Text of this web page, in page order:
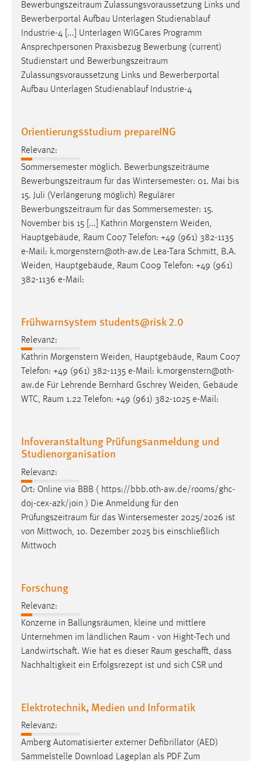
Bewerbungszeitraum Zulassungsvoraussetzung Links und
Bewerberportal Aufbau Unterlagen Studienablauf
Industrie-4 [...] Unterlagen WIGCares Programm
Ansprechpersonen Praxisbezug Bewerbung (current)
Studienstart und Bewerbungszeitraum
Zulassungsvoraussetzung Links und Bewerberportal
Aufbau Unterlagen Studienablauf Industrie-4
Orientierungsstudium prepareING
Relevanz:
Sommersemester möglich. Bewerbungszeiträume
Bewerbungszeitraum für das Wintersemester: 01. Mai bis
15. Juli (Verlängerung möglich) Regulärer
Bewerbungszeitraum für das Sommersemester: 15.
November bis 15 [...] Kathrin Morgenstern Weiden,
Hauptgebäude, Raum C007 Telefon: +49 (961) 382-1135
e-Mail: k.morgenstern@oth-aw.de Lea-Tara Schmitt, B.A.
Weiden, Hauptgebäude, Raum C009 Telefon: +49 (961)
382-1136 e-Mail:
Frühwarnsystem students@risk 2.0
Relevanz:
Kathrin Morgenstern Weiden, Hauptgebäude, Raum C007
Telefon: +49 (961) 382-1135 e-Mail: k.morgenstern@oth-
aw.de Für Lehrende Bernhard Gschrey Weiden, Gebäude
WTC, Raum 1.22 Telefon: +49 (961) 382-1025 e-Mail:
Infoveranstaltung Prüfungsanmeldung und
Studienorganisation
Relevanz:
Ort: Online via BBB ( https://bbb.oth-aw.de/rooms/ghc-
doj-cex-azk/join ) Die Anmeldung für den
Prüfungszeitraum für das Wintersemester 2025/2026 ist
von Mittwoch, 10. Dezember 2025 bis einschließlich
Mittwoch
Forschung
Relevanz:
Konzerne in Ballungsräumen, kleine und mittlere
Unternehmen im ländlichen Raum - von Hight-Tech und
Landwirtschaft. Wie hat es dieser Raum geschafft, dass
Nachhaltigkeit ein Erfolgsrezept ist und sich CSR und
Elektrotechnik, Medien und Informatik
Relevanz:
Amberg Automatisierter externer Defibrillator (AED)
Sammelstelle Download Lageplan als PDF Zum